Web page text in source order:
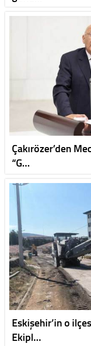
Çakırözer’den
“G…
Eskişehir’in o
Ekipl…